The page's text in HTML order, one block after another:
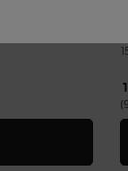
CREMA NERA